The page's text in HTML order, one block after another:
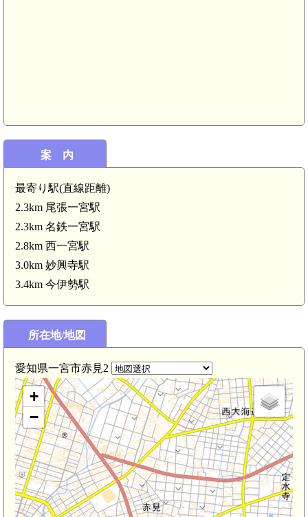
案 内
最寄り駅(直線距離)
2.3km 尾張一宮駅
2.3km 名鉄一宮駅
2.8km 西一宮駅
3.0km 妙興寺駅
3.4km 今伊勢駅
所在地/地図
愛知県一宮市赤見2
尾張 時之島城(2.6km)
+
−